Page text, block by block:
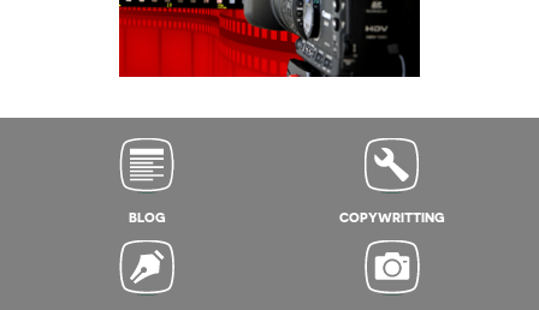
BLOG COPYWRITTING